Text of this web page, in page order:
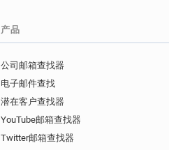
产品
公司邮箱查找器
电子邮件查找
潜在客户查找器
YouTube邮箱查找器
Twitter邮箱查找器